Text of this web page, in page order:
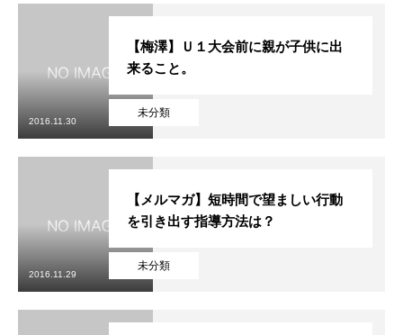
未分類
【梅澤】Ｕ１大会前に親が子供に出
来ること。
2016.11.30
未分類
【メルマガ】短時間で望ましい行動
を引き出す指導方法は？
2016.11.29